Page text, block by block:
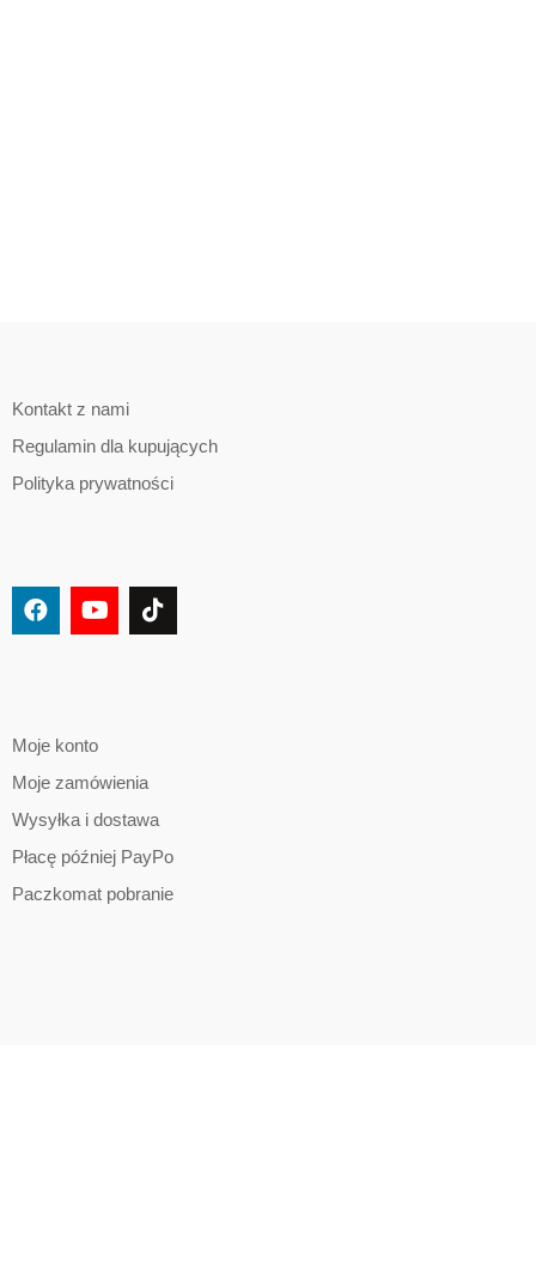
Kontakt z nami
Regulamin dla kupujących
Polityka prywatności
Moje konto
Moje zamówienia
Wysyłka i dostawa
Płacę później PayPo
Paczkomat pobranie